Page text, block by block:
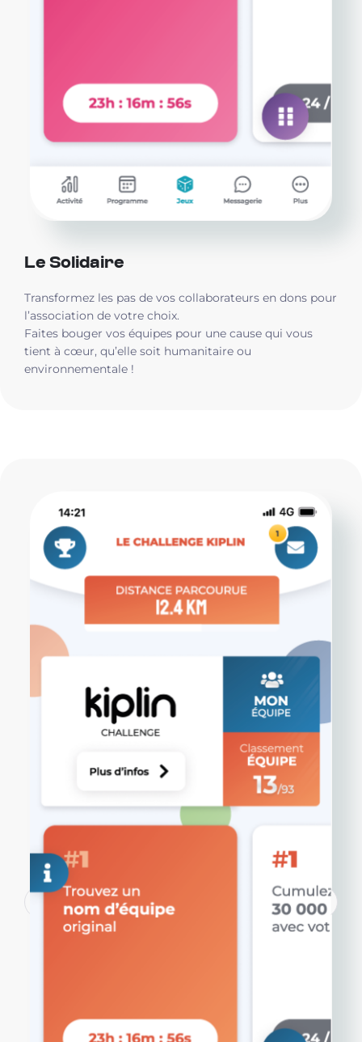
Le Solidaire
Transformez les pas de vos collaborateurs en dons pour
l’association de votre choix.
Faites bouger vos équipes pour une cause qui vous
tient à cœur, qu’elle soit humanitaire ou
environnementale !